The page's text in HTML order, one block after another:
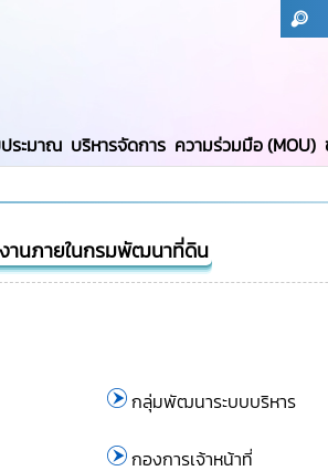
ระมาณ บริหารจัดการ ความร่วมมือ (MOU)
านภายในกรมพัฒนาที่ดิน
กลุ่มพัฒนาระบบบริหาร
กองการเจ้าหน้าที่